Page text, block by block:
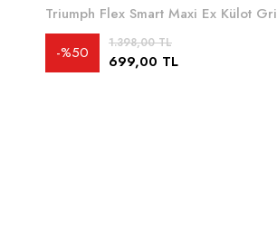
Triumph Flex Smart Maxi Ex Külot Gri
699,00 TL
1.398,00 TL
%50